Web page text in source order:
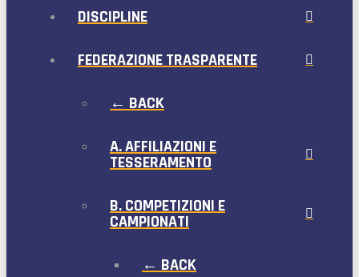
DISCIPLINE
FEDERAZIONE TRASPARENTE
← BACK
A. AFFILIAZIONI E
TESSERAMENTO
B. COMPETIZIONI E
CAMPIONATI
← BACK